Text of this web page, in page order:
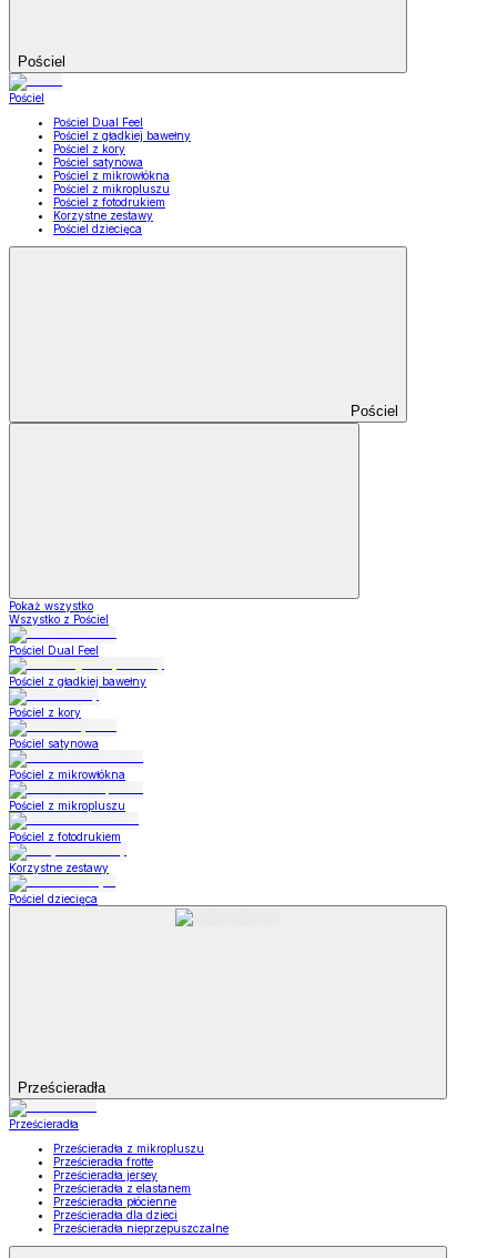
Pościel
Pościel
Pościel Dual Feel
Pościel z gładkiej bawełny
Pościel z kory
Pościel satynowa
Pościel z mikrowłókna
Pościel z mikropluszu
Pościel z fotodrukiem
Korzystne zestawy
Pościel dziecięca
Pościel
Pokaż wszystko
Wszystko z Pościel
Pościel Dual Feel
Pościel z gładkiej bawełny
Pościel z kory
Pościel satynowa
Pościel z mikrowłókna
Pościel z mikropluszu
Pościel z fotodrukiem
Korzystne zestawy
Pościel dziecięca
Prześcieradła
Prześcieradła
Prześcieradła z mikropluszu
Prześcieradła frotte
Prześcieradła jersey
Prześcieradła z elastanem
Prześcieradła płócienne
Prześcieradła dla dzieci
Prześcieradła nieprzepuszczalne